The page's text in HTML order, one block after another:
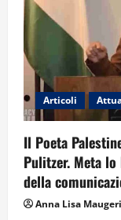
Articoli
Il Poeta
Pulitzer. Meta
della
Anna Lisa Maugeri